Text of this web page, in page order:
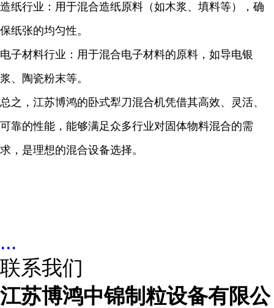
造纸行业：用于混合造纸原料（如木浆、填料等），确
保纸张的均匀性。
电子材料行业：用于混合电子材料的原料，如导电银
浆、陶瓷粉末等。
总之，江苏博鸿的卧式犁刀混合机凭借其高效、灵活、
可靠的性能，能够满足众多行业对固体物料混合的需
求，是理想的混合设备选择。
...
联系我们
江苏博鸿中锦制粒设备有限公